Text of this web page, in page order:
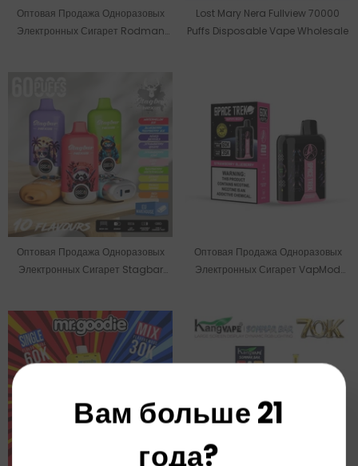
Оптовая Продажа Одноразовых
Электронных Сигарет Rodman
Lost Mary Nera Fullview 70000
Puffs Disposable Vape Wholesale
Оптовая Продажа Одноразовых
Электронных Сигарет Stagbar
Оптовая Продажа Одноразовых
Электронных Сигарет VapMod
Вам больше 21
года?